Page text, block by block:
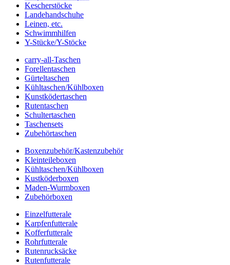
Kescherstöcke
Landehandschuhe
Leinen, etc.
Schwimmhilfen
Y-Stücke/Y-Stöcke
carry-all-Taschen
Forellentaschen
Gürteltaschen
Kühltaschen/Kühlboxen
Kunstködertaschen
Rutentaschen
Schultertaschen
Taschensets
Zubehörtaschen
Boxenzubehör/Kastenzubehör
Kleinteileboxen
Kühltaschen/Kühlboxen
Kustköderboxen
Maden-Wurmboxen
Zubehörboxen
Einzelfutterale
Karpfenfutterale
Kofferfutterale
Rohrfutterale
Rutenrucksäcke
Rutenfutterale